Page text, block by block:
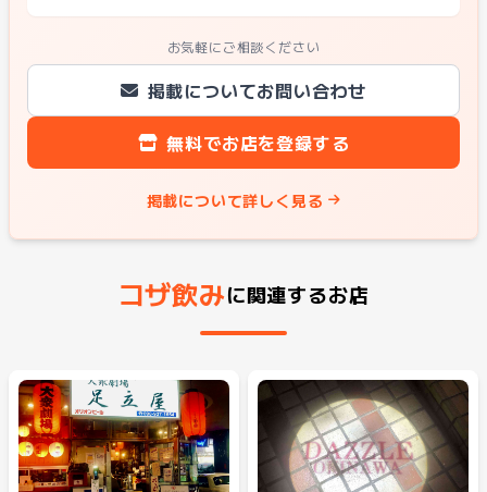
お気軽にご相談ください
掲載についてお問い合わせ
無料でお店を登録する
掲載について詳しく見る
コザ飲みに関連するお店